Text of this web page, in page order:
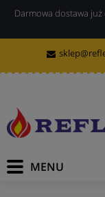
Darmowa dostawa już